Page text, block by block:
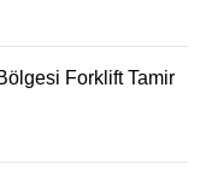
Forklift Tamir